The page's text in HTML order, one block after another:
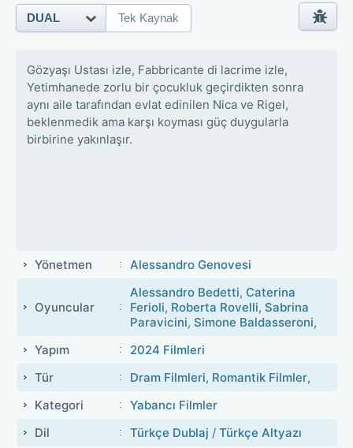
Gözyaşı Ustası izle, Fabbricante di lacrime izle,
Yetimhanede zorlu bir çocukluk geçirdikten sonra
aynı aile tarafından evlat edinilen Nica ve Rigel,
beklenmedik ama karşı koyması güç duygularla
birbirine yakınlaşır.
Yönetmen Alessandro Genovesi
Oyuncular
Alessandro Bedetti, Caterina
Ferioli, Roberta Rovelli, Sabrina
Paravicini, Simone Baldasseroni,
Yapım
2024 Filmleri
Tür
Dram Filmleri, Romantik Filmler,
Kategori
Yabancı Filmler
Dil
Türkçe Dublaj / Türkçe Altyazı
DUAL Tek Kaynak